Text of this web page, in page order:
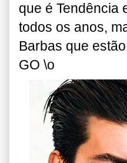
que é Tendência
todos os anos,
Barbas que
GO \o